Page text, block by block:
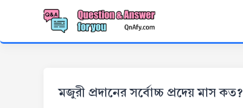
মজুরী প্রদানের সর্বোচ্চ প্রদেয় মাস কত?